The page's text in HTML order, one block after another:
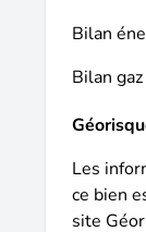
Bilan
Bilan
Les
ce bien
site